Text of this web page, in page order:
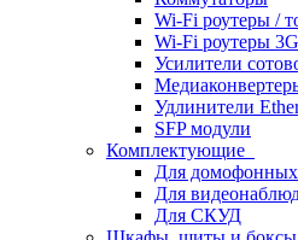
Wi-Fi роутеры /
Wi-Fi роутеры
Усилители
Удлинители
SFP модули
Комплектующие
Для домофонных
Для
Для СКУД